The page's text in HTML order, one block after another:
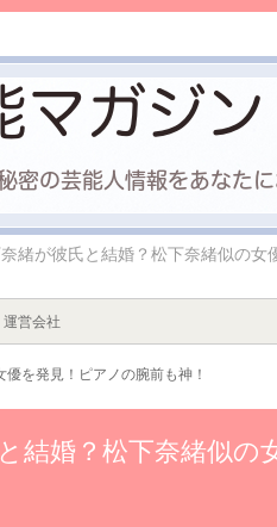
緒が彼氏と結婚？松下奈緒似の女
運営会社
を発見！ピアノの腕前も神！
結婚？松下奈緒似の